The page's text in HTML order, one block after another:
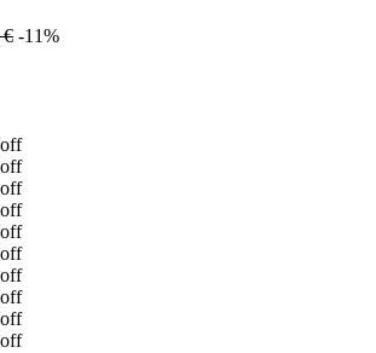
€ -11%
off
off
off
off
off
off
off
off
off
off